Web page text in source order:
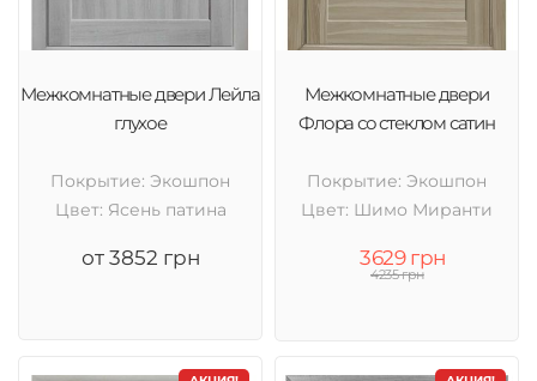
Межкомнатные двери Лейла
глухое
Покрытие: Экошпон
Цвет: Ясень патина
от 3852 грн
Межкомнатные двери
Флора со стеклом сатин
Покрытие: Экошпон
Цвет: Шимо Миранти
3629 грн
4235 грн